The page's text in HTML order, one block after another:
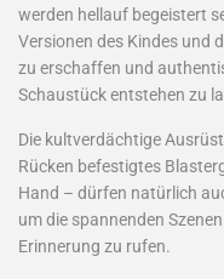
werden hellauf begeistert
Versionen des Kindes und
zu erschaffen und
Schaustück entstehen zu
Die kultverdächtige
Rücken befestigtes
Hand – dürfen natürlich
um die spannenden
Erinnerung zu rufen.